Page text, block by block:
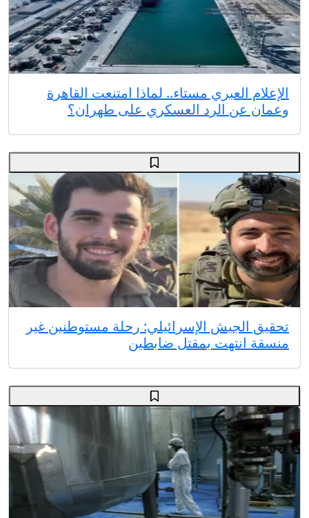
الإعلام العبري مستاء.. لماذا امتنعت القاهرة
وعمان عن الرد العسكري على طهران؟
تحقيق الجيش الإسرائيلي: رحلة مستوطنين غير
منسقة انتهت بمقتل ضابطين